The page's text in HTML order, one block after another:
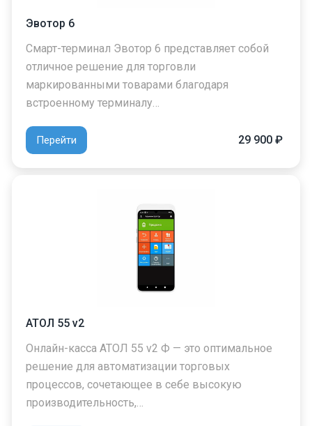
Эвотор 6
Смарт-терминал Эвотор 6 представляет собой
отличное решение для торговли
маркированными товарами благодаря
встроенному терминалу…
Перейти 29 900 ₽
АТОЛ 55 v2
Онлайн-касса АТОЛ 55 v2 Ф — это оптимальное
решение для автоматизации торговых
процессов, сочетающее в себе высокую
производительность,…